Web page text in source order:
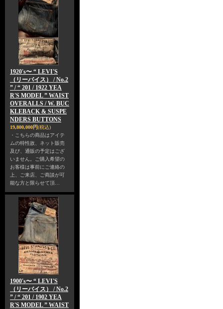
1920's〜 “ LEVI'S
（リーバイス） / No.2
” / “ 201 / 1922 YEA
R'S MODEL ” WAIST
OVERALLS / W. BUC
KLEBACK & SUSPE
NDERS BUTTONS
19,800,000円(税込)
・こちらの商品はアイテ
ムの特性故、ネット販売
及び、通販の予定はござ
いません。ご購入希望の
お客様は事前にご連絡の
上、ご来店、ご商談が可
能な方と限らせて頂…
1900's〜 “ LEVI'S
（リーバイス） / No.2
” / “ 201 / 1902 YEA
R'S MODEL ” WAIST